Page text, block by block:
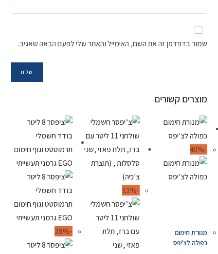
שמור בדפדפן זה את השם, האימייל והאתר שלי לפעם הבאה שאגיב.
מוצרים קשורים
-40%
מנורת חימום
כפולה לצ'יפס
-11%
-28%